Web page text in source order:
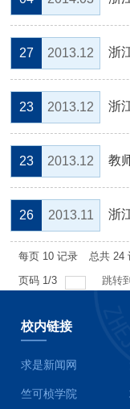
27 2013.12
23 2013.12
23 2013.12
26 2013.11
每页 10 记录 总共24
页码 1/3 跳转到
校内链接
求是新闻网
竺可桢学院